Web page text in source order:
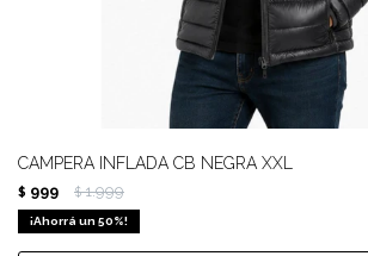
CAMPERA INFLADA CB NEGRA XXL
$ 999 $ 1.999
50